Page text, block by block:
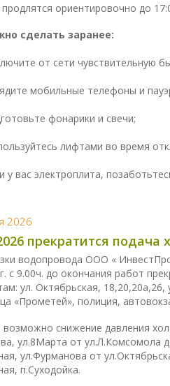
ориентировочно до
сделать заранее:
от сети чувствительную
мобильные телефоны и
фонарики и свечи;
лифтами во время
у вас электроплита,
2026
прекратится
водопровода ООО «
с 9.00ч. до окончания работ
ул. Октябрьская,
«Прометей», полиция,
снижение давления
ул.8Марта от ул.Л.Комсомола
ул.Фурманова от
п.Суходойка.